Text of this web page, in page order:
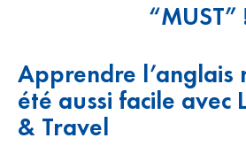
“MUST”
Apprendre l’anglais
été aussi facile avec
& Travel